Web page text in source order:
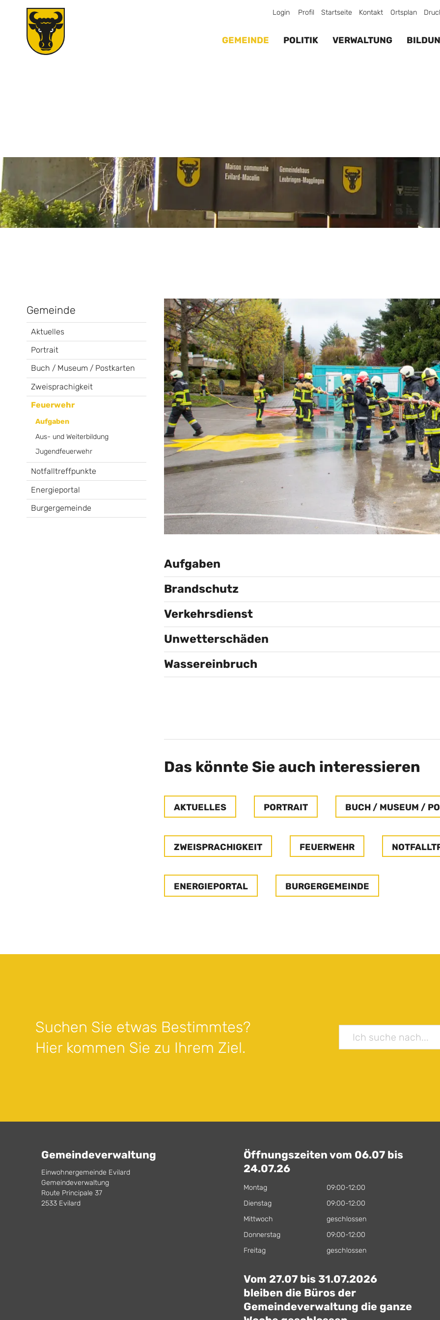
Profil Startseite Kontakt Ortsplan
Login
GEMEINDE POLITIK VERWALTUNG
Gemeinde
Aktuelles
Portrait
Buch / Museum / Postkarten
Zweisprachigkeit
Feuerwehr
Aufgaben
Aus- und Weiterbildung
Jugendfeuerwehr
Notfalltreffpunkte
Energieportal
Burgergemeinde
Aufgaben
Brandschutz
Verkehrsdienst
Unwetterschäden
Wassereinbruch
Das könnte Sie auch interessieren
AKTUELLES PORTRAIT BUCH / MUSEUM /
ZWEISPRACHIGKEIT FEUERWEHR
ENERGIEPORTAL BURGERGEMEINDE
Suchen Sie etwas Bestimmtes?
Hier kommen Sie zu Ihrem Ziel.
Gemeindeverwaltung
Einwohnergemeinde Evilard
Gemeindeverwaltung
Route Principale 37
2533 Evilard
Öffnungszeiten vom 06.07 bis
24.07.26
Montag
09:00-12:00
Dienstag
09:00-12:00
Mittwoch
geschlossen
Donnerstag
09:00-12:00
Freitag
geschlossen
Vom 27.07 bis 31.07.2026
bleiben die Büros der
Gemeindeverwaltung die ganze